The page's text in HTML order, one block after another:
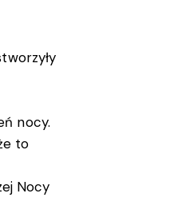
nocy.
to
Nocy